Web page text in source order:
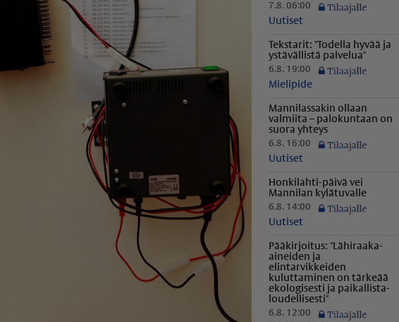
7.8. 06:00
Uutiset
Tekstarit: "Todella hyvää ja
ystävällistä palvelua"
6.8. 19:00
Mielipide
Mannilassakin ollaan
valmiita – palokuntaan on
suora yhteys
6.8. 16:00
Uutiset
Honkilahti-päivä vei
Mannilan kylätuvalle
6.8. 14:00
Uutiset
Pääkirjoitus: "Lähiraaka-
aineiden ja
elintarvikkeiden
kuluttaminen on tärkeää
ekologisesti ja paikal­lis­ta­
lou­del­li­sesti"
6.8. 12:00